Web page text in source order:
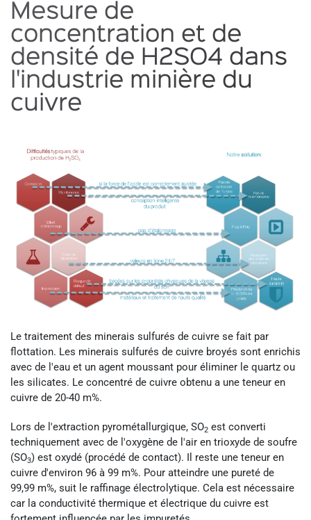
Mesure de
concentration et de
densité de H2SO4 dans
l'industrie minière du
cuivre
Le traitement des minerais sulfurés de cuivre se fait par
flottation. Les minerais sulfurés de cuivre broyés sont enrichis
avec de l'eau et un agent moussant pour éliminer le quartz ou
les silicates. Le concentré de cuivre obtenu a une teneur en
cuivre de 20-40 m%.
Lors de l'extraction pyrométallurgique, SO2 est converti
techniquement avec de l'oxygène de l'air en trioxyde de soufre
(SO3) est oxydé (procédé de contact). Il reste une teneur en
cuivre d'environ 96 à 99 m%. Pour atteindre une pureté de
99,99 m%, suit le raffinage électrolytique. Cela est nécessaire
car la conductivité thermique et électrique du cuivre est